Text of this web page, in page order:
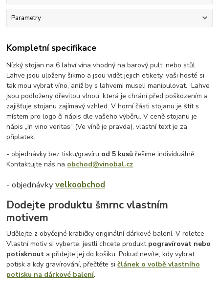
Parametry
Kompletní specifikace
Nízký stojan na 6 lahví vína vhodný na barový pult, nebo stůl.
Lahve jsou uloženy šikmo a jsou vidět jejich etikety, vaši hosté si
tak mou vybrat víno, aniž by s lahvemi museli manipulovat. Lahve
jsou podloženy dřevitou vlnou, která je chrání před poškozením a
zajišťuje stojanu zajímavý vzhled. V horní části stojanu je štít s
místem pro logo či nápis dle vašeho výběru. V ceně stojanu je
nápis „In vino veritas“ (Ve víně je pravda), vlastní text je za
příplatek.
- objednávky bez tisku/gravíru od 5 kusů řešíme individuálně.
Kontaktujte nás na obchod@vinobal.cz
- objednávkyvelkoobchod
Dodejte produktu šmrnc vlastním
motivem
Udělejte z obyčejné krabičky originální dárkové balení. V roletce
Vlastní motiv si vyberte, jestli chcete produkt pogravírovat nebo
potisknout a přidejte jej do košíku. Pokud nevíte, kdy vybrat
potisk a kdy gravírování, přečtěte sičlánek o volbě vlastního
potisku na dárkové balení.